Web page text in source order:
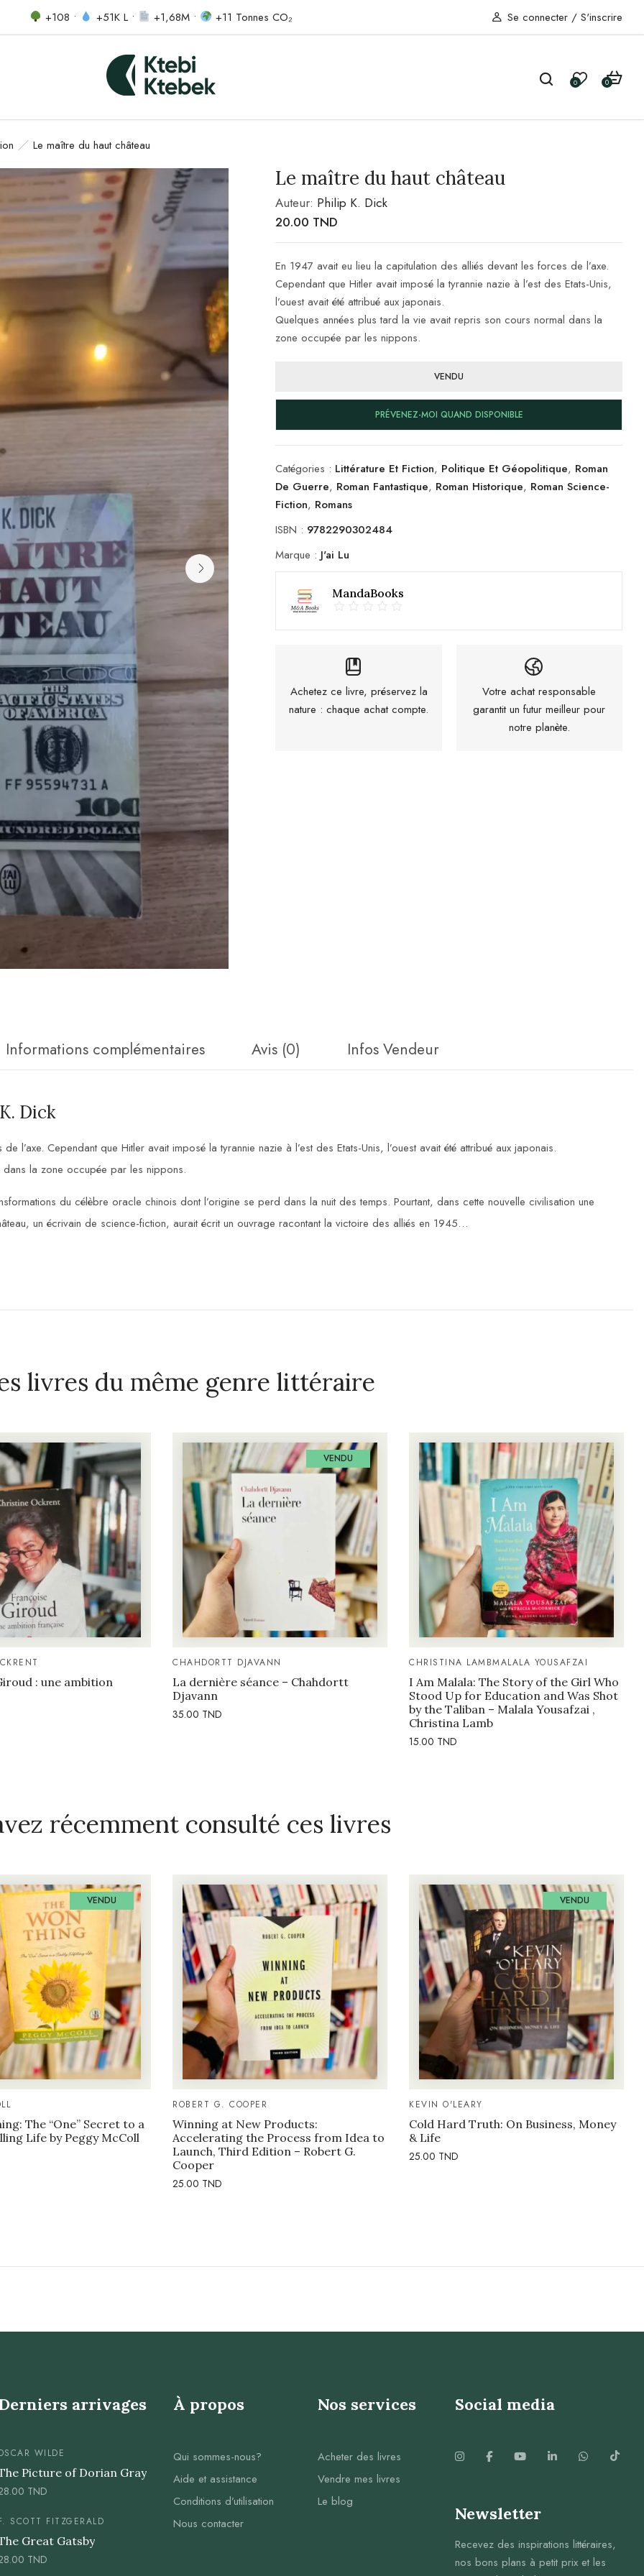
+108 • +51K L • +1,68M • +11 Tonnes CO₂ Se connecter / S'inscrire
0 0
Le maître du haut château
Le maître du haut château
Auteur: Philip K. Dick
20.00 TND
En 1947 avait eu lieu la capitulation des alliés devant les forces de l’axe.
Cependant que Hitler avait imposé la tyrannie nazie à l’est des Etats-Unis,
l’ouest avait été attribué aux japonais.
Quelques années plus tard la vie avait repris son cours normal dans la
zone occupée par les nippons.
VENDU
PRÉVENEZ-MOI QUAND DISPONIBLE
Catégories : Littérature Et Fiction, Politique Et Géopolitique, Roman
De Guerre, Roman Fantastique, Roman Historique, Roman Science-
Fiction, Romans
ISBN : 9782290302484
Marque : J'ai Lu
MandaBooks
Achetez ce livre, préservez la
nature : chaque achat compte.
Votre achat responsable
garantit un futur meilleur pour
notre planète.
Informations complémentaires Avis (0) Infos Vendeur
Dick
l’axe. Cependant que Hitler avait imposé la tyrannie nazie à l’est des Etats-Unis, l’ouest avait été attribué aux japonais.
la zone occupée par les nippons.
du célèbre oracle chinois dont l’origine se perd dans la nuit des temps. Pourtant, dans cette nouvelle civilisation une
un écrivain de science-fiction, aurait écrit un ouvrage racontant la victoire des alliés en 1945…
livres du même genre littéraire
: une ambition
VENDU
CHAHDORTT DJAVANN
La dernière séance – Chahdortt
Djavann
35.00 TND
CHRISTINA LAMBMALALA YOUSAFZAI
I Am Malala: The Story of the Girl Who
Stood Up for Education and Was Shot
by the Taliban – Malala Yousafzai ,
Christina Lamb
15.00 TND
récemment consulté ces livres
VENDU
The “One” Secret to a
Life by Peggy McColl
ROBERT G. COOPER
Winning at New Products:
Accelerating the Process from Idea to
Launch, Third Edition – Robert G.
Cooper
25.00 TND
VENDU
KEVIN O'LEARY
Cold Hard Truth: On Business, Money
& Life
25.00 TND
arrivages
WILDE
Picture of Dorian Gray
TND
SCOTT FITZGERALD
Great Gatsby
TND
À propos
Qui sommes-nous?
Aide et assistance
Conditions d’utilisation
Nous contacter
Nos services
Acheter des livres
Vendre mes livres
Le blog
Social media
Newsletter
Recevez des inspirations littéraires,
nos bons plans à petit prix et les